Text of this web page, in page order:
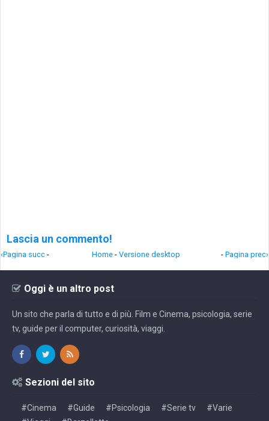
Lascia un commento!
‹Pagina succ - - Pagina prec›
Home - Versione desktop
Oggi è un altro post
Un sito che parla di tutto e di più. Film e Cinema, psicologia, serie
tv, guide per il computer, curiosità, viaggi.
Sezioni del sito
#Cinema #Guide #Psicologia #Serie tv
#Varie